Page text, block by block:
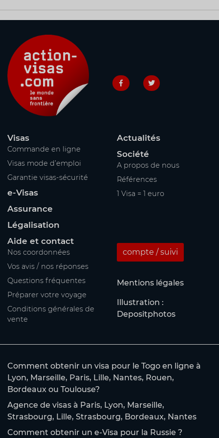
Visas
Commande en ligne
Visas mode d’emploi
Garantie visas-sécurité
e-Visas
Assurance
Légalisation
Actualités
Société
A propos de nous
Références
1 Visa = 1 euro
Aide et contact
Nos coordonnées
Vos avis / nos réponses
Questions fréquentes
Préparer votre voyage
Conditions générales de
vente
compte / suivi
Mentions légales
Illustration :
Depositphotos
Comment obtenir un visa pour le Togo en ligne à
Lyon, Marseille, Paris, Lille, Nantes, Rouen,
Bordeaux ou Toulouse?
Agence de visas à Paris, Lyon, Marseille,
Strasbourg, Lille, Strasbourg, Bordeaux, Nantes
Comment obtenir un e-Visa pour la Russie ?